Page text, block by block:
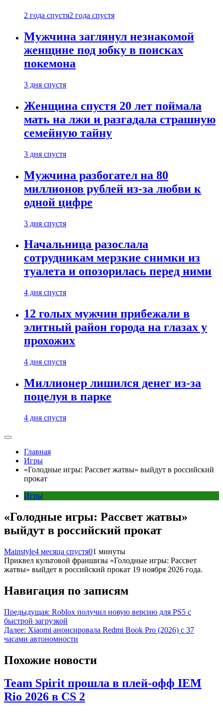
2 года спустя2 года спустя
Мужчина заглянул незнакомой
женщине под юбку в поисках
покемона
3 дня спустя
Женщина спустя 20 лет поймала
мать на лжи и разгадала страшную
семейную тайну
3 дня спустя
Мужчина разбогател на 80
миллионов рублей из-за любви к
одной цифре
3 дня спустя
Начальница разослала
сотрудникам мерзкие снимки из
туалета и опозорилась перед ними
4 дня спустя
12 голых мужчин прибежали в
элитный район города на глазах у
прохожих
4 дня спустя
Миллионер лишился денег из-за
поцелуя в парке
4 дня спустя
Главная
Игры
«Голодные игры: Рассвет жатвы» выйдут в российский
прокат
Игры
«Голодные игры: Рассвет жатвы»
выйдут в российский прокат
Mainstyle4 месяца спустя01 минуты
Приквел культовой франшизы «Голодные игры: Рассвет
жатвы» выйдет в российский прокат 19 ноября 2026 года.
Навигация по записям
Предыдущая: Roblox получил новую версию для PS5 с
быстрой загрузкой
Далее: Xiaomi анонсировала Redmi Book Pro (2026) с 37
часами автономности
Похожие новости
Team Spirit прошла в плей-офф IEM
Rio 2026 в CS 2